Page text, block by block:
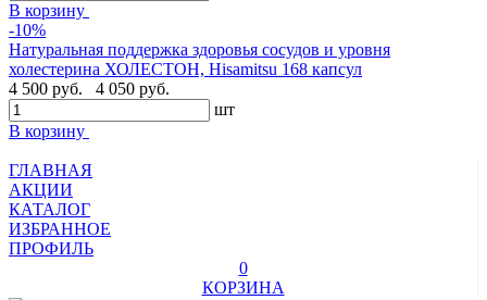
В корзину
-10%
Натуральная поддержка здоровья сосудов и уровня
холестерина ХОЛЕСТОН, Hisamitsu 168 капсул
4 500 руб.
4 050 руб.
шт
В корзину
ГЛАВНАЯ
АКЦИИ
КАТАЛОГ
ИЗБРАННОЕ
ПРОФИЛЬ
0
КОРЗИНА